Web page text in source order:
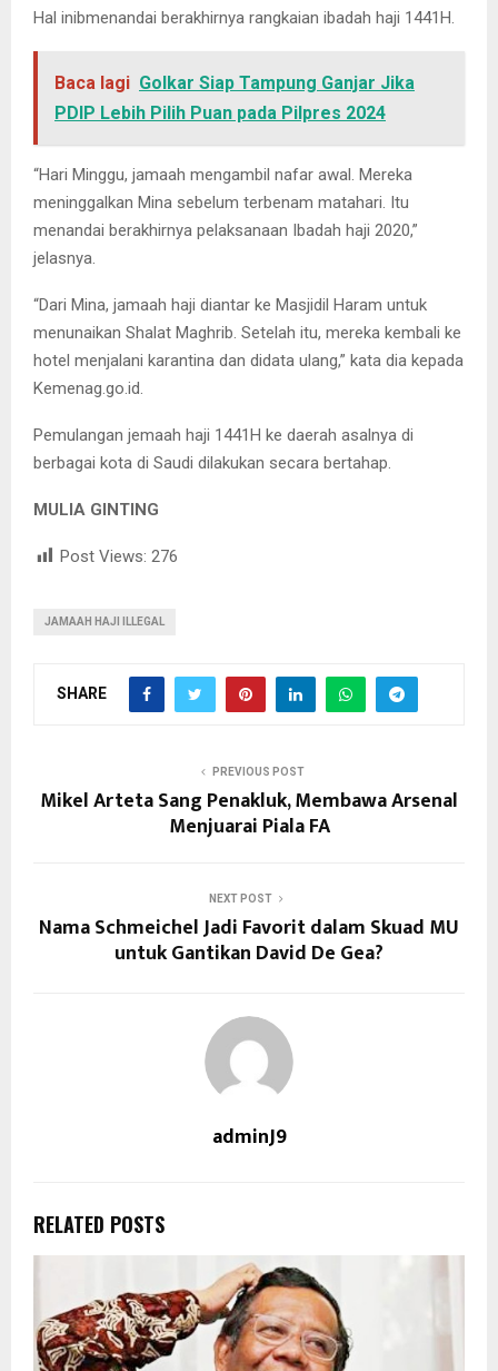
Hal inibmenandai berakhirnya rangkaian ibadah haji 1441H.
Baca lagi Golkar Siap Tampung Ganjar Jika
PDIP Lebih Pilih Puan pada Pilpres 2024
“Hari Minggu, jamaah mengambil nafar awal. Mereka
meninggalkan Mina sebelum terbenam matahari. Itu
menandai berakhirnya pelaksanaan Ibadah haji 2020,”
jelasnya.
“Dari Mina, jamaah haji diantar ke Masjidil Haram untuk
menunaikan Shalat Maghrib. Setelah itu, mereka kembali ke
hotel menjalani karantina dan didata ulang,” kata dia kepada
Kemenag.go.id.
Pemulangan jemaah haji 1441H ke daerah asalnya di
berbagai kota di Saudi dilakukan secara bertahap.
MULIA GINTING
Post Views: 276
JAMAAH HAJI ILLEGAL
SHARE
PREVIOUS POST
Mikel Arteta Sang Penakluk, Membawa Arsenal
Menjuarai Piala FA
NEXT POST
Nama Schmeichel Jadi Favorit dalam Skuad MU
untuk Gantikan David De Gea?
adminJ9
RELATED POSTS